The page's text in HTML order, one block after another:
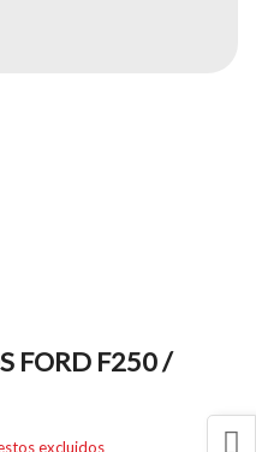
FORD F250 /
excluidos